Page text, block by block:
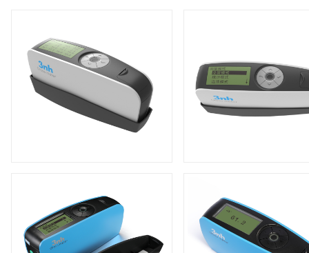
光泽度仪KS268
产品品牌：3nh
产品型号：NHG268
+
产品型号：NHG268
高精度光泽度计YG75
产品品牌：3nh
产品型号：NHG268
高精度光泽度计
产品品牌：3nh
产品型号：NHG268